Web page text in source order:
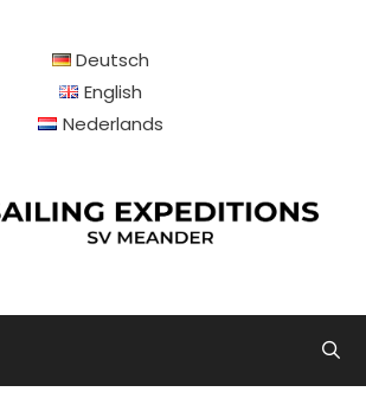
Deutsch
English
Nederlands